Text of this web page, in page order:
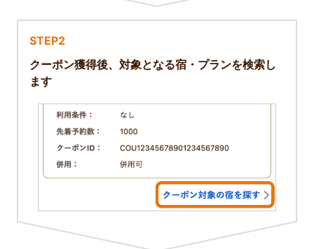
STEP2
クーポン獲得後、対象となる宿・プランを検索し
ます